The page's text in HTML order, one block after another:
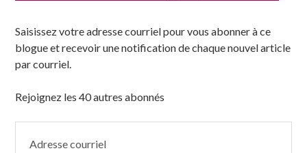
Saisissez votre adresse courriel pour vous abonner à ce
blogue et recevoir une notification de chaque nouvel article
par courriel.
Rejoignez les 40 autres abonnés
courriel